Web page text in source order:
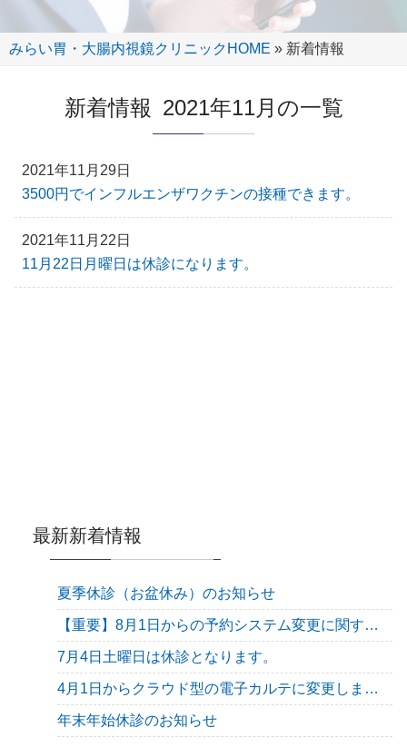
みらい胃・大腸内視鏡クリニックHOME » 新着情報
新着情報 2021年11月の一覧
2021年11月29日
3500円でインフルエンザワクチンの接種できます。
2021年11月22日
11月22日月曜日は休診になります。
最新新着情報
夏季休診（お盆休み）のお知らせ
【重要】8月1日からの予約システム変更に関するご案内
7月4日土曜日は休診となります。
4月1日からクラウド型の電子カルテに変更します。
年末年始休診のお知らせ